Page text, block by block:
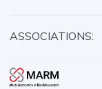
ASSOCIATIONS: